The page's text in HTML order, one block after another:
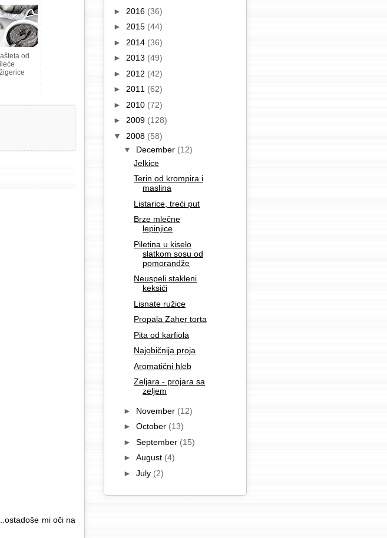
od
mi oči na
► 2016 (36)
► 2015 (44)
► 2014 (36)
► 2013 (49)
► 2012 (42)
► 2011 (62)
► 2010 (72)
► 2009 (128)
▼ 2008 (58)
▼ December (12)
Jelkice
Terin od krompira i
maslina
Listarice, treći put
Brze mlečne
lepinjice
Piletina u kiselo
slatkom sosu od
pomorandže
Neuspeli stakleni
keksići
Lisnate ružice
Propala Zaher torta
Pita od karfiola
Najobičnija proja
Aromatični hleb
Zeljara - projara sa
zeljem
► November (12)
► October (13)
► September (15)
► August (4)
► July (2)